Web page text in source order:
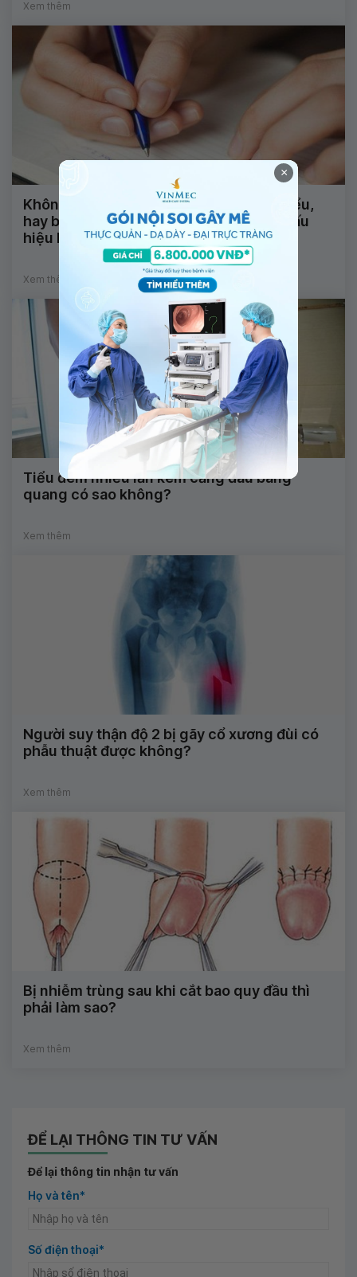
Xem thêm
Không nói được, nhìn mặt chữ không hiểu,
hay bị động kinh và tê đầu ngón tay là dấu
hiệu bệnh gì?
Xem thêm
Tiểu đêm nhiều lần kèm căng đau bàng
quang có sao không?
Xem thêm
Người suy thận độ 2 bị gãy cổ xương đùi có
phẫu thuật được không?
Xem thêm
Bị nhiễm trùng sau khi cắt bao quy đầu thì
phải làm sao?
Xem thêm
ĐỂ LẠI THÔNG TIN TƯ VẤN
Để lại thông tin nhận tư vấn
Họ và tên*
Số điện thoại*
×